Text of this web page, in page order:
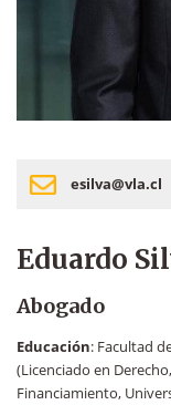
esilva@vla.cl
Eduardo
Abogado
Educación: Facultad
(Licenciado en
Financiamiento,